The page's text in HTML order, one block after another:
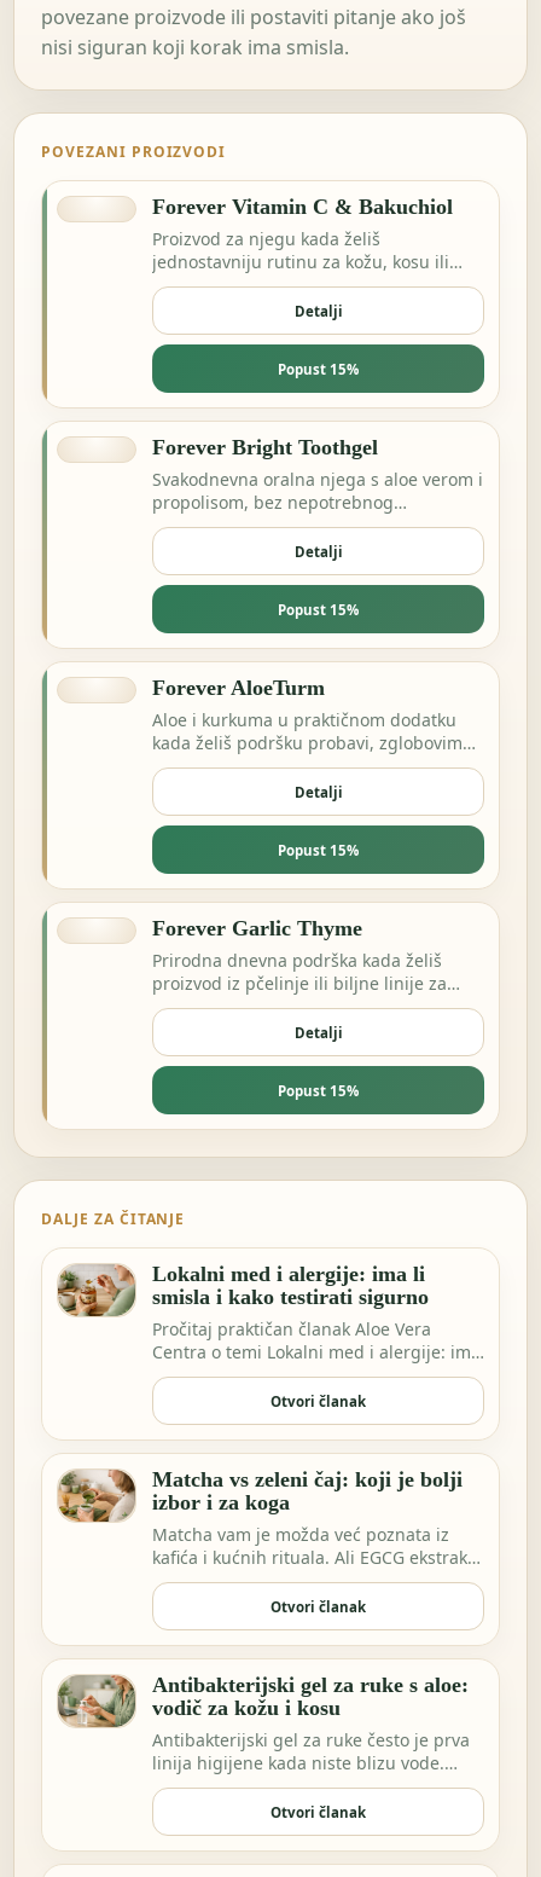
povezane proizvode ili postaviti pitanje ako još
nisi siguran koji korak ima smisla.
POVEZANI PROIZVODI
Forever Vitamin C & Bakuchiol
Proizvod za njegu kada želiš
jednostavniju rutinu za kožu, kosu ili
svakodnevnu svježinu.
Detalji
Popust 15%
Forever Bright Toothgel
Svakodnevna oralna njega s aloe verom i
propolisom, bez nepotrebnog
kompliciranja.
Detalji
Popust 15%
Forever AloeTurm
Aloe i kurkuma u praktičnom dodatku
kada želiš podršku probavi, zglobovima
ili dnevnoj ravnoteži.
Detalji
Popust 15%
Forever Garlic Thyme
Prirodna dnevna podrška kada želiš
proizvod iz pčelinje ili biljne linije za
energiju i otpornost.
Detalji
Popust 15%
DALJE ZA ČITANJE
Lokalni med i alergije: ima li
smisla i kako testirati sigurno
Pročitaj praktičan članak Aloe Vera
Centra o temi Lokalni med i alergije: ima
li smisla…
Otvori članak
Matcha vs zeleni čaj: koji je bolji
izbor i za koga
Matcha vam je možda već poznata iz
kafića i kućnih rituala. Ali EGCG ekstrakt
sve češće…
Otvori članak
Antibakterijski gel za ruke s aloe:
vodič za kožu i kosu
Antibakterijski gel za ruke često je prva
linija higijene kada niste blizu vode.
Možda …
Otvori članak